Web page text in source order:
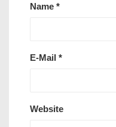
Name *
E-Mail *
Website